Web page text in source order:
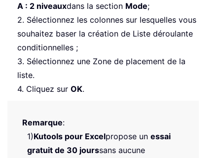
A : 2 niveauxdans la section Mode;
2. Sélectionnez les colonnes sur lesquelles vous
souhaitez baser la création de Liste déroulante
conditionnelles ;
3. Sélectionnez une Zone de placement de la
liste.
4. Cliquez sur OK.
Remarque:
1)Kutools pour Excelpropose un essai
gratuit de 30 jourssans aucune